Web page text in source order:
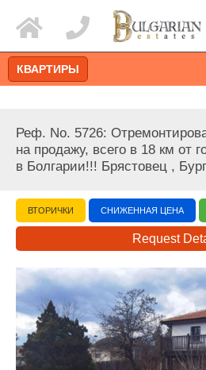
Расширенный
КВАРТИРЫ
Реф. No. 5726:
на продажу, всего в 18 км от
в Болгарии!!! Брястовец ,
ВТОРИЧКИ СНИЖЕННАЯ ЦЕНА
Request